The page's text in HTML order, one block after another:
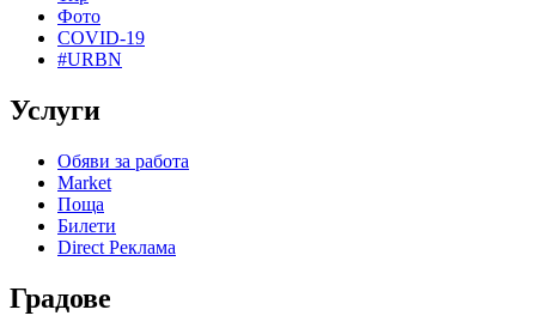
Фото
COVID-19
#URBN
Услуги
Обяви за работа
Market
Поща
Билети
Direct Реклама
Градове